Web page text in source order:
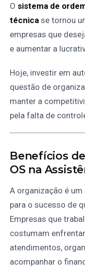
O sistema de
técnica se tornou
empresas que
e aumentar a
Hoje, investir em
questão de
manter a
pela falta de
Benefícios
OS na
A organização é
para o sucesso de
Empresas que
costumam
atendimentos,
acompanhar o